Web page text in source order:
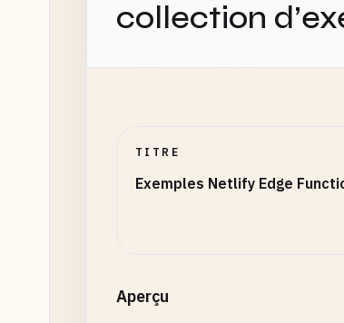
collection
TITRE
Exemples Netlify Edge
Aperçu